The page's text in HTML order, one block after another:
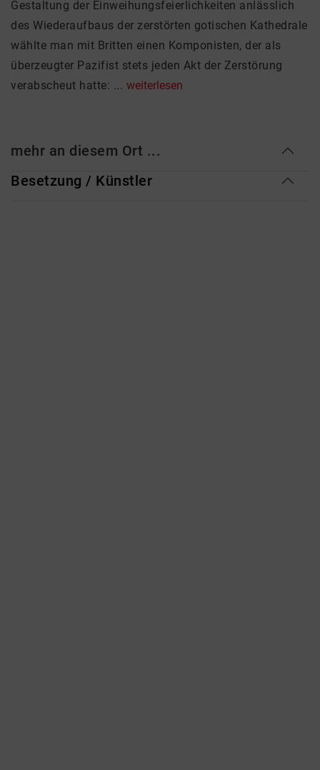
Gestaltung der Einweihungsfeierlichkeiten anlässlich
des Wiederaufbaus der zerstörten gotischen Kathedrale
wählte man mit Britten einen Komponisten, der als
überzeugter Pazifist stets jeden Akt der Zerstörung
verabscheut hatte: ... weiterlesen
mehr an diesem Ort ...
Besetzung / Künstler